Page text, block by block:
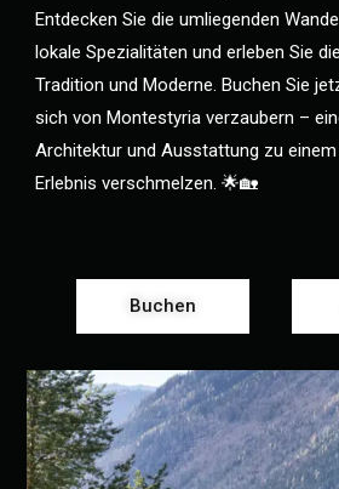
Entdecken Sie die umliegenden
lokale Spezialitäten und erleben Sie
Tradition und Moderne. Buchen Sie
sich von Montestyria verzaubern –
Architektur und Ausstattung zu
Erlebnis verschmelzen. 🌟🏡
Buchen